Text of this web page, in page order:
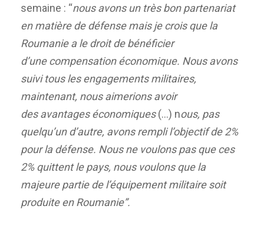
semaine : “nous avons un très bon partenariat
en matière de défense mais je crois que la
Roumanie a le droit de bénéficier
d’une compensation économique. Nous avons
suivi tous les engagements militaires,
maintenant, nous aimerions avoir
desavantages économiques(…) nous, pas
quelqu’un d’autre, avons rempli l’objectif de 2%
pour la défense. Nous ne voulons pas que ces
2% quittent le pays, nous voulons que la
majeure partie de l’équipement militaire soit
produite en Roumanie”.